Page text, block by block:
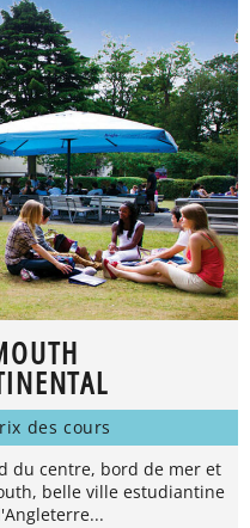
des cours
du centre, bord de mer et
belle ville estudiantine